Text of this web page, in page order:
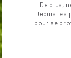
De plus,
Depuis les
pour se